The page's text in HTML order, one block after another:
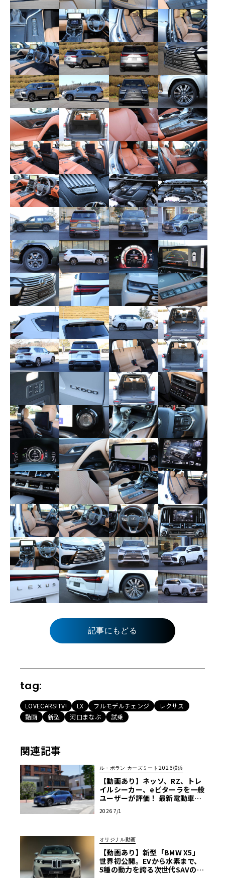
記事にもどる
tag:
LOVECARS!TV! LX フルモデルチェンジ
レクサス
動画
新型 河口まなぶ 試乗
関連記事
ル・ボラン カーズミート2026横浜
【動画あり】ネッソ、RZ、トレ
イルシーカー、eビターラを一般
ユーザーが評価！ 最新電動車体
ーズミート2026横浜】
2026 7/1
オリジナル動画
【動画あり】新型「BMW X5」
世界初公開。EVから水素まで、
5種の動力を誇る次世代SAVの実